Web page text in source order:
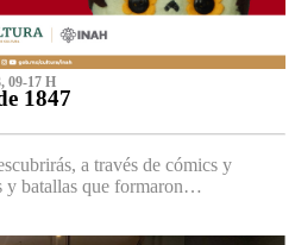
09-17 H
1847
a través de cómics y
y batallas que formaron…